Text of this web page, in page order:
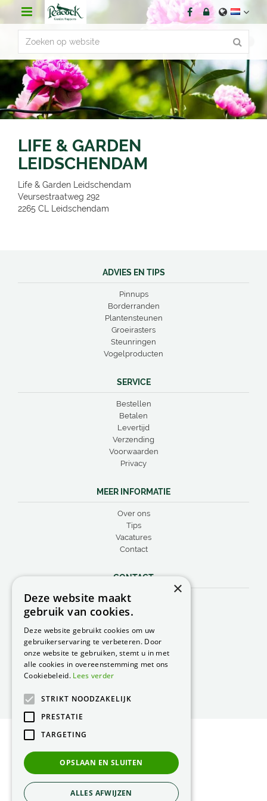
r
n
t
LIFE & GARDEN
LEIDSCHENDAM
Life & Garden Leidschendam
Veursestraatweg 292
2265 CL
Leidschendam
ADVIES EN TIPS
Pinnups
Borderranden
Plantensteunen
Groeirasters
Steunringen
Vogelproducten
SERVICE
Bestellen
Betalen
Levertijd
Verzending
Voorwaarden
Privacy
MEER INFORMATIE
Over ons
Tips
Vacatures
Contact
CONTACT
Peacock Garden Supports
Industrieweg 22
Nederland
0499 57 40 80
F. 0499 57 40 84
E.peacock@peacock.nl
Privacy Statement
Green Solutions
×
Deze website maakt
gebruik van cookies.
Deze website gebruikt cookies om uw
gebruikerservaring te verbeteren. Door
onze website te gebruiken, stemt u in met
alle cookies in overeenstemming met ons
Cookiebeleid. Lees verder
STRIKT NOODZAKELIJK
PRESTATIE
TARGETING
OPSLAAN EN SLUITEN
ALLES AFWIJZEN